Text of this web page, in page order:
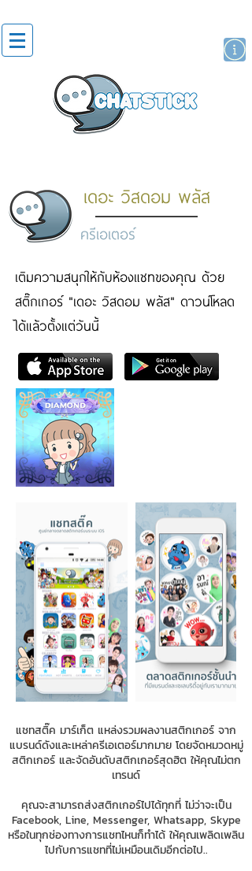
เดอะ วิสดอม พลัส
ครีเอเตอร์
เติมความสนุกให้กับห้องแชทของคุณ ด้วย
สติ๊กเกอร์ "เดอะ วิสดอม พลัส" ดาวน์โหลด
ได้แล้วตั้งแต่วันนี้
แชทสติ๊ค มาร์เก็ต แหล่งรวมผลงานสติกเกอร์ จาก
แบรนด์ดังและเหล่าครีเอเตอร์มากมาย โดยจัดหมวดหมู่
สติกเกอร์ และจัดอันดับสติกเกอร์สุดฮิต ให้คุณไม่ตก
เทรนด์
คุณจะสามารถส่งสติกเกอร์ไปได้ทุกที่ ไม่ว่าจะเป็น
Facebook, Line, Messenger, Whatsapp, Skype
หรือในทุกช่องทางการแชทไหนก็ทำได้ ให้คุณเพลิดเพลิน
ไปกับการแชทที่ไม่เหมือนเดิมอีกต่อไป..